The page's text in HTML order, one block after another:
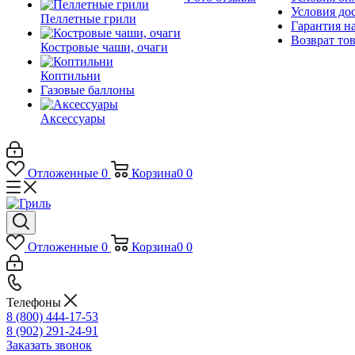
Пеллетные грили
Костровые чаши, очаги
Коптильни
Газовые баллоны
Аксессуары
Условия
Гарантия
Возврат
Отложенные 0 Корзина0 0
Отложенные 0 Корзина0 0
Телефоны
8 (800) 444-17-53
8 (902) 291-24-91
Заказать звонок